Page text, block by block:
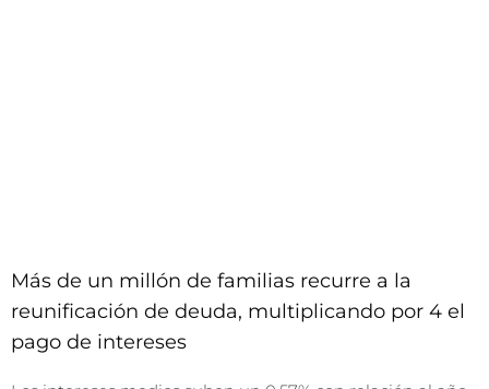
Más de un millón de familias recurre a la
reunificación de deuda, multiplicando por 4 el
pago de intereses